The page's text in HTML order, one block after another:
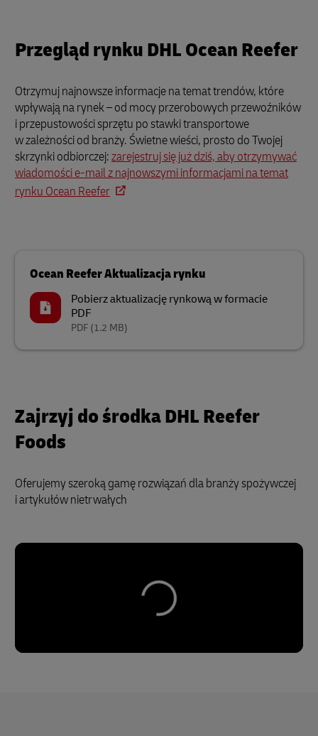
Przegląd rynku DHL Ocean Reefer
Otrzymuj najnowsze informacje na temat trendów, które
wpływają na rynek – od mocy przerobowych przewoźników
i przepustowości sprzętu po stawki transportowe
w zależności od branży. Świetne wieści, prosto do Twojej
skrzynki odbiorczej:zarejestruj się już dziś, aby otrzymywać
wiadomości e-mail z najnowszymi informacjami na temat
rynku Ocean Reefer
Ocean Reefer Aktualizacja rynku
Pobierz aktualizację rynkową w formacie
PDF
PDF (1.2 MB)
Zajrzyj do środka DHL Reefer
Foods
Oferujemy szeroką gamę rozwiązań dla branży spożywczej
i artykułów nietrwałych